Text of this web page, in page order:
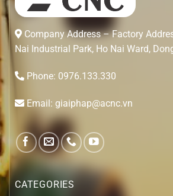
Company Address – Factory
Nai Industrial Park, Ho Nai Ward,
Phone: 0976.133.330
Email: giaiphap@acnc.vn
CATEGORIES